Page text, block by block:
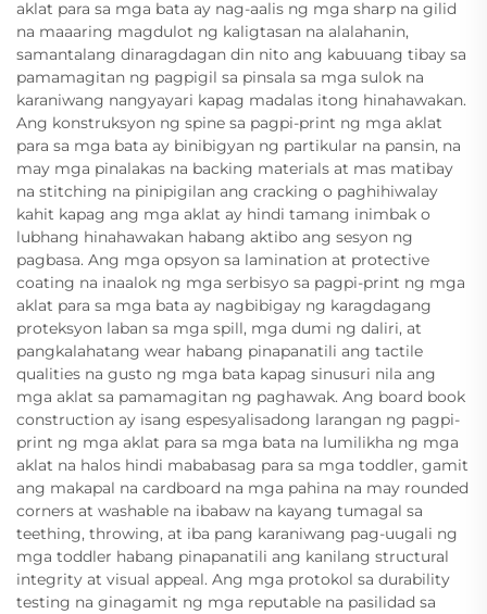
aklat para sa mga bata ay nag-aalis ng mga sharp na gilid
na maaaring magdulot ng kaligtasan na alalahanin,
samantalang dinaragdagan din nito ang kabuuang tibay sa
pamamagitan ng pagpigil sa pinsala sa mga sulok na
karaniwang nangyayari kapag madalas itong hinahawakan.
Ang konstruksyon ng spine sa pagpi-print ng mga aklat
para sa mga bata ay binibigyan ng partikular na pansin, na
may mga pinalakas na backing materials at mas matibay
na stitching na pinipigilan ang cracking o paghihiwalay
kahit kapag ang mga aklat ay hindi tamang inimbak o
lubhang hinahawakan habang aktibo ang sesyon ng
pagbasa. Ang mga opsyon sa lamination at protective
coating na inaalok ng mga serbisyo sa pagpi-print ng mga
aklat para sa mga bata ay nagbibigay ng karagdagang
proteksyon laban sa mga spill, mga dumi ng daliri, at
pangkalahatang wear habang pinapanatili ang tactile
qualities na gusto ng mga bata kapag sinusuri nila ang
mga aklat sa pamamagitan ng paghawak. Ang board book
construction ay isang espesyalisadong larangan ng pagpi-
print ng mga aklat para sa mga bata na lumilikha ng mga
aklat na halos hindi mababasag para sa mga toddler, gamit
ang makapal na cardboard na mga pahina na may rounded
corners at washable na ibabaw na kayang tumagal sa
teething, throwing, at iba pang karaniwang pag-uugali ng
mga toddler habang pinapanatili ang kanilang structural
integrity at visual appeal. Ang mga protokol sa durability
testing na ginagamit ng mga reputable na pasilidad sa